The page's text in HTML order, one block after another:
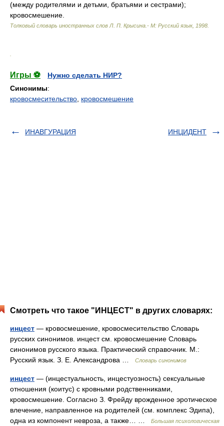
(между родителями и детьми, братьями и сестрами);
кровосмешение.
Толковый словарь иностранных слов Л. П. Крысина.- М: Русский язык, 1998
Игры ⚽
Нужно сделать НИР?
Синонимы:
кровосмесительство кровосмешение
ИНАВГУРАЦИЯ ИНЦИДЕНТ
Смотреть что такое "ИНЦЕСТ" в других словарях:
инцест — кровосмешение, кровосмесительство Словарь
русских синонимов. инцест см. кровосмешение Словарь
синонимов русского языка. Практический справочник. М.:
Русский язык. З. Е. Александрова …
Словарь синонимов
инцест — (инцестуальность, инцестуозность) сексуальные
отношения (коитус) с кровными родственниками,
кровосмешение. Согласно З. Фрейду врожденное эротическое
влечение, направленное на родителей (см. комплекс Эдипа),
одна из компонент невроза, а также… …
Большая психологическая